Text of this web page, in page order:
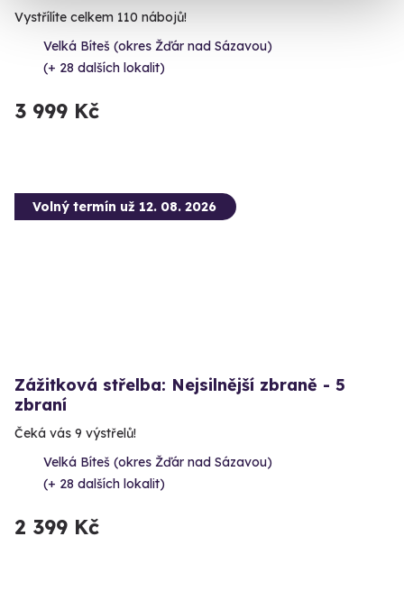
Vystřílíte celkem 110 nábojů!
Velká Bíteš (okres Žďár nad Sázavou)
(+ 28 dalších lokalit)
3 999 Kč
Volný termín už 12. 08. 2026
Zážitková střelba: Nejsilnější zbraně - 5
zbraní
Čeká vás 9 výstřelů!
Velká Bíteš (okres Žďár nad Sázavou)
(+ 28 dalších lokalit)
2 399 Kč